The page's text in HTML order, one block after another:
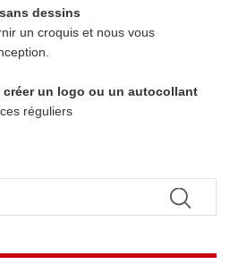
dessins
un croquis et nous vous
créer un logo ou un autocollant
réguliers